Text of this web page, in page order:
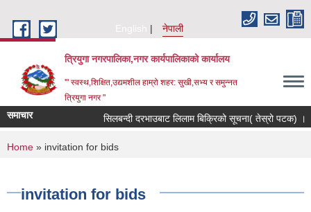
English
नेपाली
त्रियुगा नगरपालिका,नगर कार्यपालिकाको कार्यालय
'" स्वस्थ,शिक्षित,उद्यमशील हाम्रो शहर: सुखी,सभ्य र समुन्नत
त्रियुगा नगर "
समाचार सिलबन्दी दरभाउबाट लिलाम बिक्रिको सूचना( तेस्रो पटक) ।
You are here
Home » invitation for bids
invitation for bids